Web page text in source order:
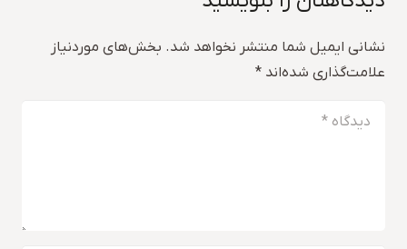
نشانی ایمیل شما منتشر نخواهد شد. بخش‌های موردنیاز
علامت‌گذاری شده‌اند *